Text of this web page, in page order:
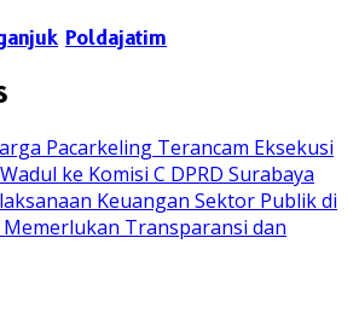
Poldajatim
Pacarkeling Terancam Eksekusi
ke Komisi C DPRD Surabaya
Keuangan Sektor Publik di
Transparansi dan